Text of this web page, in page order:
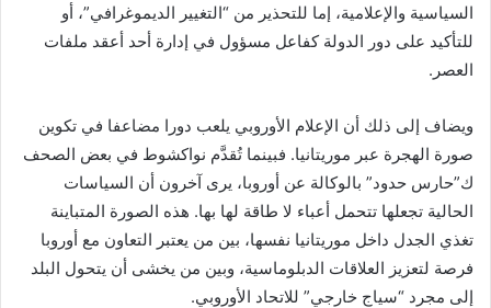
السياسية والإعلامية، إما للتحذير من “التغيير الديموغرافي”، أو
للتأكيد على دور الدولة كفاعل مسؤول في إدارة أحد أعقد ملفات
العصر.
ويضاف إلى ذلك أن الإعلام الأوروبي يلعب دورا مضاعفا في تكوين
صورة الهجرة عبر موريتانيا. فبينما تُقدَّم نواكشوط في بعض الصحف
ك”حارس حدود” بالوكالة عن أوروبا، يرى آخرون أن السياسات
الحالية تجعلها تتحمل أعباء لا طاقة لها بها. هذه الصورة المتباينة
تغذي الجدل داخل موريتانيا نفسها، بين من يعتبر التعاون مع أوروبا
فرصة لتعزيز العلاقات الدبلوماسية، وبين من يخشى أن يتحول البلد
إلى مجرد “سياج خارجي” للاتحاد الأوروبي.